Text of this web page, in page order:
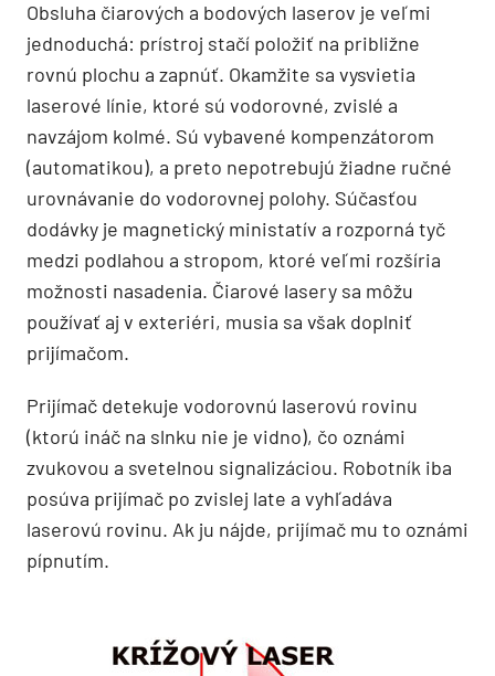
Obsluha čiarových a bodových laserov je veľmi
jednoduchá: prístroj stačí položiť na približne
rovnú plochu a zapnúť. Okamžite sa vysvietia
laserové línie, ktoré sú vodorovné, zvislé a
navzájom kolmé. Sú vybavené kompenzátorom
(automatikou), a preto nepotrebujú žiadne ručné
urovnávanie do vodorovnej polohy. Súčasťou
dodávky je magnetický ministatív a rozporná tyč
medzi podlahou a stropom, ktoré veľmi rozšíria
možnosti nasadenia. Čiarové lasery sa môžu
používať aj v exteriéri, musia sa však doplniť
prijímačom.
Prijímač detekuje vodorovnú laserovú rovinu
(ktorú ináč na slnku nie je vidno), čo oznámi
zvukovou a svetelnou signalizáciou. Robotník iba
posúva prijímač po zvislej late a vyhľadáva
laserovú rovinu. Ak ju nájde, prijímač mu to oznámi
pípnutím.